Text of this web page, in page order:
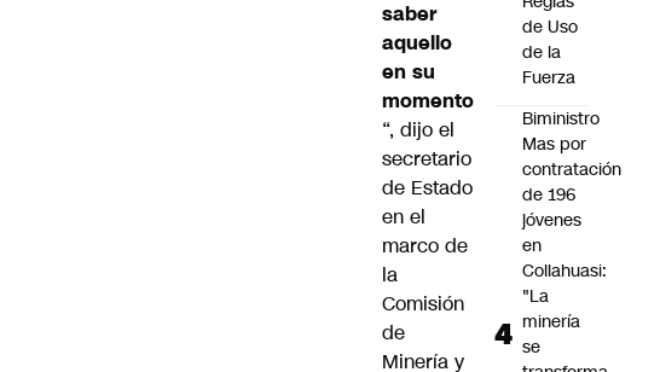
saber
aquello
en su
momento
“, dijo el
secretario
de Estado
en el
marco de
la
Comisión
de
Minería y
de Uso
de la
Fuerza
Biministro
Mas por
contratación
de 196
jóvenes
en
Collahuasi:
"La
minería
se